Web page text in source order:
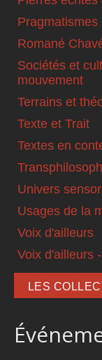
Pragmatismes
Romané
Sociétés et
mouvement
Terrains et
Texte et Trait
Textes en
Univers
Usages de la
Voix d'ailleurs
Voix d'ailleurs
LES